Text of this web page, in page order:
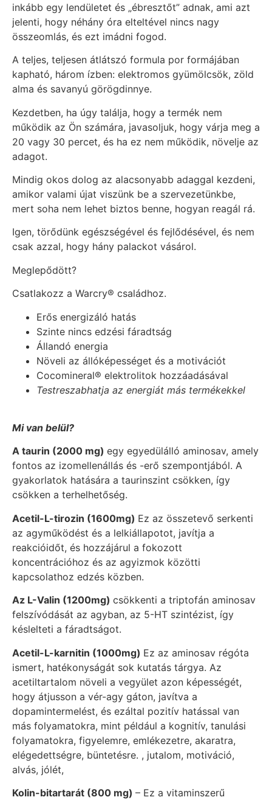
inkább egy lendületet és „ébresztőt” adnak, ami azt
jelenti, hogy néhány óra elteltével nincs nagy
összeomlás, és ezt imádni fogod.
A teljes, teljesen átlátszó formula por formájában
kapható, három ízben: elektromos gyümölcsök, zöld
alma és savanyú görögdinnye.
Kezdetben, ha úgy találja, hogy a termék nem
működik az Ön számára, javasoljuk, hogy várja meg a
20 vagy 30 percet, és ha ez nem működik, növelje az
adagot.
Mindig okos dolog az alacsonyabb adaggal kezdeni,
amikor valami újat viszünk be a szervezetünkbe,
mert soha nem lehet biztos benne, hogyan reagál rá.
Igen, törődünk egészségével és fejlődésével, és nem
csak azzal, hogy hány palackot vásárol.
Meglepődött?
Csatlakozz a Warcry® családhoz.
Erős energizáló hatás
Szinte nincs edzési fáradtság
Állandó energia
Növeli az állóképességet és a motivációt
Cocomineral® elektrolitok hozzáadásával
Testreszabhatja az energiát más termékekkel
Mi van belül?
A taurin (2000 mg) egy egyedülálló aminosav, amely
fontos az izomellenállás és -erő szempontjából. A
gyakorlatok hatására a taurinszint csökken, így
csökken a terhelhetőség.
Acetil-L-tirozin (1600mg) Ez az összetevő serkenti
az agyműködést és a lelkiállapotot, javítja a
reakcióidőt, és hozzájárul a fokozott
koncentrációhoz és az agyizmok közötti
kapcsolathoz edzés közben.
Az L-Valin (1200mg) csökkenti a triptofán aminosav
felszívódását az agyban, az 5-HT szintézist, így
késlelteti a fáradtságot.
Acetil-L-karnitin (1000mg) Ez az aminosav régóta
ismert, hatékonyságát sok kutatás tárgya. Az
acetiltartalom növeli a vegyület azon képességét,
hogy átjusson a vér-agy gáton, javítva a
dopamintermelést, és ezáltal pozitív hatással van
más folyamatokra, mint például a kognitív, tanulási
folyamatokra, figyelemre, emlékezetre, akaratra,
elégedettségre, büntetésre. , jutalom, motiváció,
alvás, jólét,
Kolin-bitartarát (800 mg) – Ez a vitaminszerű